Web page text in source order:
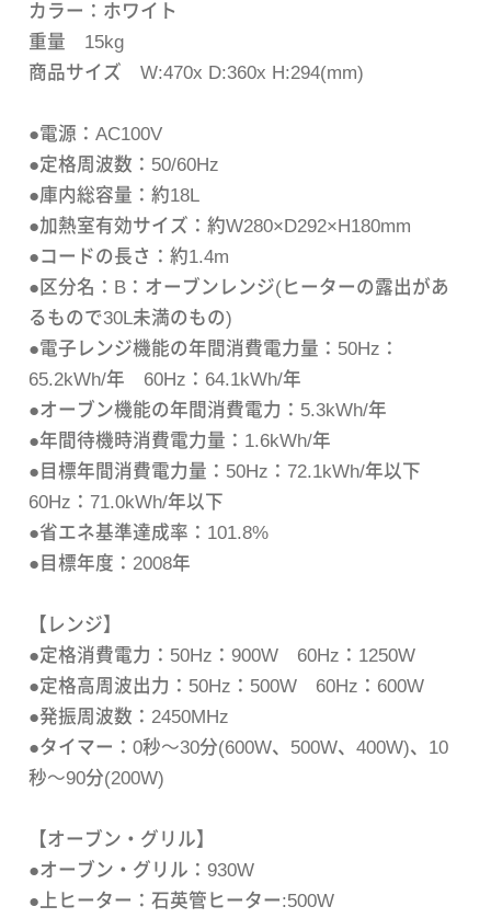
カラー：ホワイト
重量 15kg
商品サイズ W:470x D:360x H:294(mm)
●電源：AC100V
●定格周波数：50/60Hz
●庫内総容量：約18L
●加熱室有効サイズ：約W280×D292×H180mm
●コードの長さ：約1.4m
●区分名：B：オーブンレンジ(ヒーターの露出があ
るもので30L未満のもの)
●電子レンジ機能の年間消費電力量：50Hz：
65.2kWh/年 60Hz：64.1kWh/年
●オーブン機能の年間消費電力：5.3kWh/年
●年間待機時消費電力量：1.6kWh/年
●目標年間消費電力量：50Hz：72.1kWh/年以下
60Hz：71.0kWh/年以下
●省エネ基準達成率：101.8%
●目標年度：2008年
【レンジ】
●定格消費電力：50Hz：900W 60Hz：1250W
●定格高周波出力：50Hz：500W 60Hz：600W
●発振周波数：2450MHz
●タイマー：0秒～30分(600W、500W、400W)、10
秒～90分(200W)
【オーブン・グリル】
●オーブン・グリル：930W
●上ヒーター：石英管ヒーター:500W